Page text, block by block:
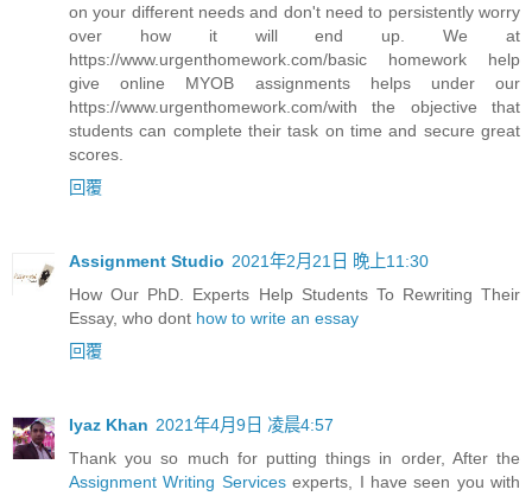
on your different needs and don't need to persistently worry
over how it will end up. We at
https://www.urgenthomework.com/basic homework help
give online MYOB assignments helps under our
https://www.urgenthomework.com/with the objective that
students can complete their task on time and secure great
scores.
回覆
Assignment Studio 2021年2月21日 晚上11:30
How Our PhD. Experts Help Students To Rewriting Their
Essay, who dont how to write an essay
回覆
Iyaz Khan 2021年4月9日 凌晨4:57
Thank you so much for putting things in order, After the
Assignment Writing Servicesexperts, I have seen you with